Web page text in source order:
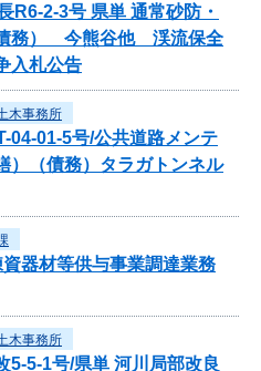
R6-2-3号 県単 通常砂防・
務） 今熊谷他 渓流保全
入札公告
木事務所
04-01-5号/公共道路メンテ
）（債務）タラガトンネル
器材等供与事業調達業務
木事務所
5-5-1号/県単 河川局部改良